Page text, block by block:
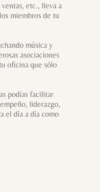
etc., lleva a
miembros de tu
música y
asociaciones
oficina que sólo
podías facilitar
liderazgo,
el día a día como